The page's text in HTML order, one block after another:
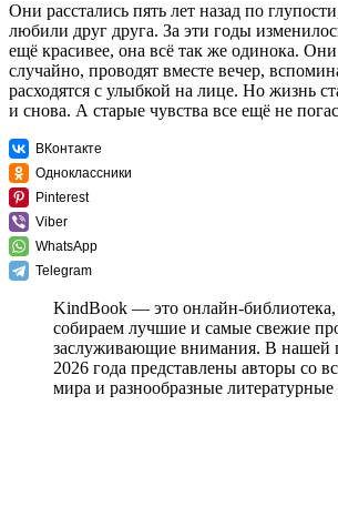
Они расстались пять лет назад по
любили друг друга. За эти годы
ещё красивее, она всё так же одинока.
случайно, проводят вместе вечер,
расходятся с улыбкой на лице. Но жизнь
и снова. А старые чувства все ещё не
ВКонтакте
Одноклассники
Pinterest
Viber
WhatsApp
Telegram
KindBook — это онлайн-
собираем лучшие и самые свежие
заслуживающие внимания. В нашей
2026 года представлены авторы со
мира и разнообразные